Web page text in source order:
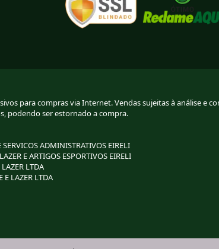
para compras via Internet. Vendas sujeitas à análise e
podendo ser estornado a compra.
ADMINISTRATIVOS EIRELI
E ARTIGOS ESPORTIVOS EIRELI
LTDA
E LAZER LTDA